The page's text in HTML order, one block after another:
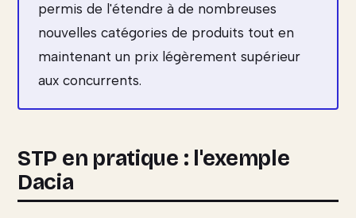
permis de l'étendre à de nombreuses
nouvelles catégories de produits tout en
maintenant un prix légèrement supérieur
aux concurrents.
STP en pratique : l'exemple
Dacia